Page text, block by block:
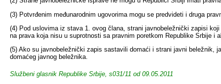
(3) Potvrđenim međunarodnim ugovorima mogu se predvideti i druga
(4) Pod uslovima iz stava 1. ovog člana, strani javnobeležnički zapisi
na prava koja nisu u suprotnosti sa pravnim poretkom Republike Srbije i
(5) Ako su javnobeležnički zapis sastavili domaći i strani javni beležnik,
domaćeg javnog beležnika.
Službeni glasnik Republike Srbije, s031/11 od 09.05.2011